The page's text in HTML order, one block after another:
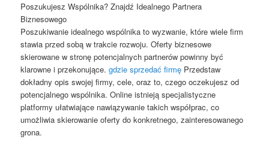
Poszukujesz Wspólnika? Znajdź Idealnego Partnera
Biznesowego
Poszukiwanie idealnego wspólnika to wyzwanie, które wiele firm
stawia przed sobą w trakcie rozwoju. Oferty biznesowe
skierowane w stronę potencjalnych partnerów powinny być
klarowne i przekonujące.gdzie sprzedać firmę Przedstaw
dokładny opis swojej firmy, cele, oraz to, czego oczekujesz od
potencjalnego wspólnika. Online istnieją specjalistyczne
platformy ułatwiające nawiązywanie takich współprac, co
umożliwia skierowanie oferty do konkretnego, zainteresowanego
grona.